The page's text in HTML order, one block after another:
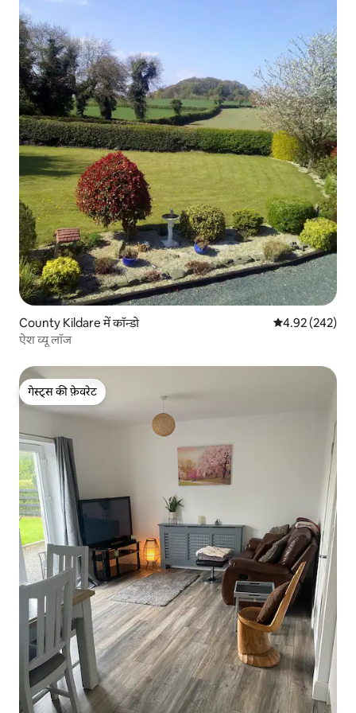
County Kildare में कॉन्डो औसत रेटिंग 5 में से
4.92 (242)
ऐश व्यू लॉज
गेस्ट्स की फ़ेवरेट
गेस्ट्स की फ़ेवरेट